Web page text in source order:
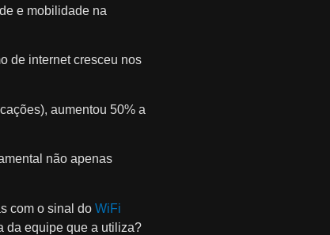
e mobilidade na
de internet cresceu nos
aumentou 50% a
não apenas
com o sinal do WiFi
da equipe que a utiliza?